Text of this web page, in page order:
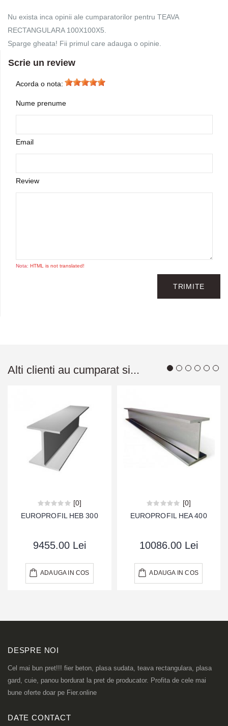
Nu exista inca opinii ale cumparatorilor pentru TEAVA
RECTANGULARA 100X100X5.
Sparge gheata! Fii primul care adauga o opinie.
Scrie un review
Acorda o nota:
Nume prenume
Email
Review
Nota: HTML is not translated!
TRIMITE
Alti clienti au cumparat si...
[0]
EUROPROFIL HEB 300
9455.00 Lei
ADAUGA IN COS
[0]
EUROPROFIL HEA 400
10086.00 Lei
ADAUGA IN COS
DESPRE NOI
Cel mai bun pret!!! fier beton, plasa sudata, teava rectangulara, plasa
gard, cuie, panou bordurat la pret de producator. Profita de cele mai
bune oferte doar pe Fier.online
DATE CONTACT